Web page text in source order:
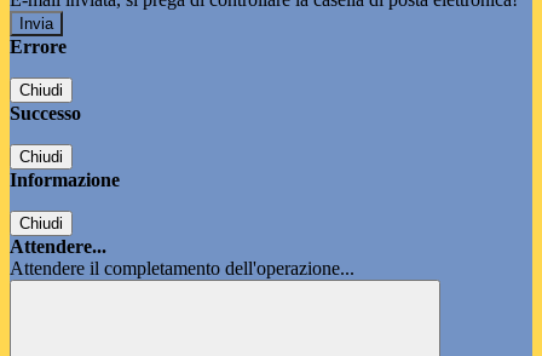
Errore
Chiudi
Successo
Chiudi
Informazione
Chiudi
Attendere...
Attendere il completamento dell'operazione...